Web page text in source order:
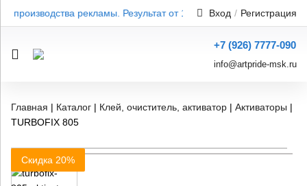
производства рекламы. Результат от 1 дня — без переплат!
Вход / Регистрация
+7 (926) 7777-090
info@artpride-msk.ru
Главная | Каталог | Клей, очиститель, активатор | Активаторы |
TURBOFIX 805
Скидка 20%